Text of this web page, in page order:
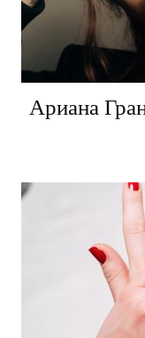
Ариана